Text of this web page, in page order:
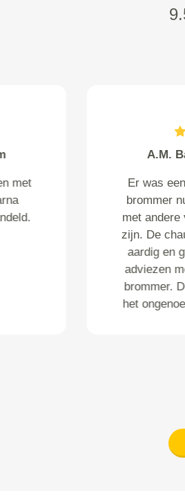
from Zwolle
misverstand of de
wel of niet samen
vracht vervoerd zou